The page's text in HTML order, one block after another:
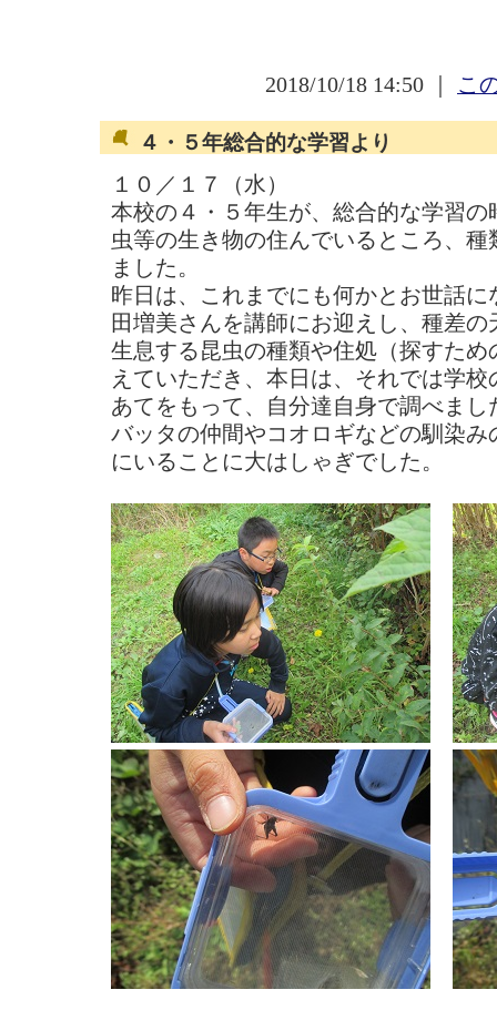
2018/10/18 14:50 ｜ こ
４・５年総合的な学習より
１０／１７（水）
本校の４・５年生が、総合的な学習
虫等の生き物の住んでいるところ、
ました。
昨日は、これまでにも何かとお世話
田増美さんを講師にお迎えし、種差
生息する昆虫の種類や住処（探すた
えていただき、本日は、それでは学
あてをもって、自分達自身で調べまし
バッタの仲間やコオロギなどの馴染
にいることに大はしゃぎでした。